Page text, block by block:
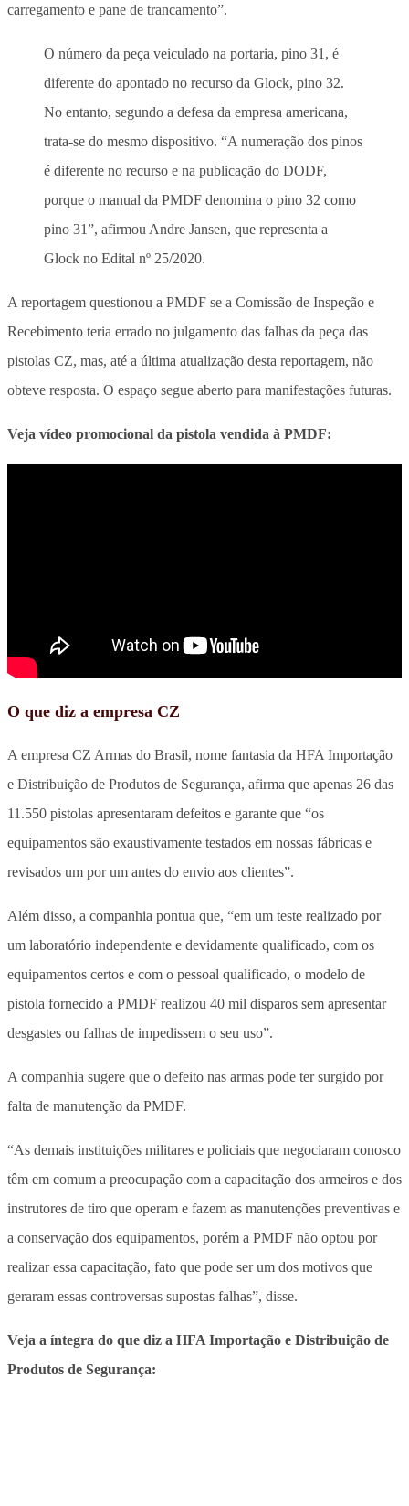
carregamento e pane de trancamento”.
O número da peça veiculado na portaria, pino 31, é
diferente do apontado no recurso da Glock, pino 32.
No entanto, segundo a defesa da empresa americana,
trata-se do mesmo dispositivo. “A numeração dos pinos
é diferente no recurso e na publicação do DODF,
porque o manual da PMDF denomina o pino 32 como
pino 31”, afirmou Andre Jansen, que representa a
Glock no Edital nº 25/2020.
A reportagem questionou a PMDF se a Comissão de Inspeção e
Recebimento teria errado no julgamento das falhas da peça das
pistolas CZ, mas, até a última atualização desta reportagem, não
obteve resposta. O espaço segue aberto para manifestações futuras.
Veja vídeo promocional da pistola vendida à PMDF:
O que diz a empresa CZ
A empresa CZ Armas do Brasil, nome fantasia da HFA Importação
e Distribuição de Produtos de Segurança, afirma que apenas 26 das
11.550 pistolas apresentaram defeitos e garante que “os
equipamentos são exaustivamente testados em nossas fábricas e
revisados um por um antes do envio aos clientes”.
Além disso, a companhia pontua que, “em um teste realizado por
um laboratório independente e devidamente qualificado, com os
equipamentos certos e com o pessoal qualificado, o modelo de
pistola fornecido a PMDF realizou 40 mil disparos sem apresentar
desgastes ou falhas de impedissem o seu uso”.
A companhia sugere que o defeito nas armas pode ter surgido por
falta de manutenção da PMDF.
“As demais instituições militares e policiais que negociaram conosco
têm em comum a preocupação com a capacitação dos armeiros e dos
instrutores de tiro que operam e fazem as manutenções preventivas e
a conservação dos equipamentos, porém a PMDF não optou por
realizar essa capacitação, fato que pode ser um dos motivos que
geraram essas controversas supostas falhas”, disse.
Veja a íntegra do que diz a HFA Importação e Distribuição de
Produtos de Segurança: